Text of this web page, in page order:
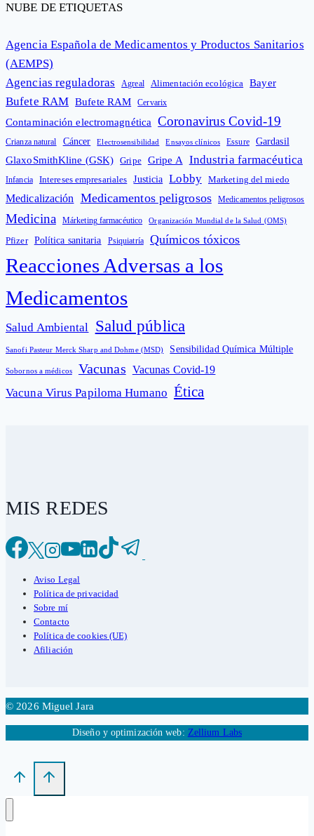
NUBE DE ETIQUETAS
Agencia Española de Medicamentos y Productos Sanitarios
(AEMPS)
Agencias reguladoras
Agreal Alimentación ecológica Bayer
Bufete RAM Bufete RAM Cervarix
Contaminación electromagnética Coronavirus Covid-19
Crianza natural Cáncer Electrosensibilidad Ensayos clínicos Essure Gardasil
GlaxoSmithKline (GSK) Gripe Gripe A Industria farmacéutica
Infancia Intereses empresariales Justicia Lobby Marketing del miedo
Medicalización Medicamentos peligrosos Medicamentos peligrosos
Medicina Márketing farmacéutico Organización Mundial de la Salud (OMS)
Pfizer Política sanitaria Psiquiatría Químicos tóxicos
Reacciones Adversas a los
Medicamentos
Salud Ambiental Salud pública
Sanofi Pasteur Merck Sharp and Dohme (MSD) Sensibilidad Química Múltiple
Sobornos a médicos Vacunas Vacunas Covid-19
Vacuna Virus Papiloma Humano Ética
MIS REDES
Aviso Legal
Política de privacidad
Sobre mí
Contacto
Política de cookies (UE)
Afiliación
© 2026 Miguel Jara
Diseño y optimización web: Zellium Labs